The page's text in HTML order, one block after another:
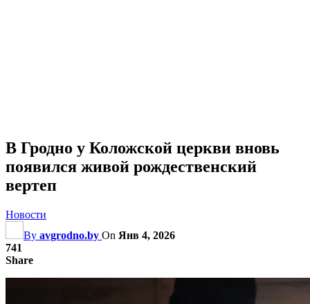
В Гродно у Коложской церкви вновь
появился живой рождественский
вертеп
Новости
By avgrodno.by On Янв 4, 2026
741
Share